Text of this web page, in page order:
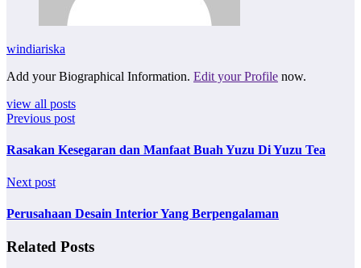
windiariska
Add your Biographical Information. Edit your Profile now.
view all posts
Previous post
Rasakan Kesegaran dan Manfaat Buah Yuzu Di Yuzu Tea
Next post
Perusahaan Desain Interior Yang Berpengalaman
Related Posts